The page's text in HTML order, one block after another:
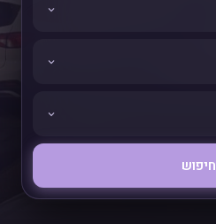
חיפוש